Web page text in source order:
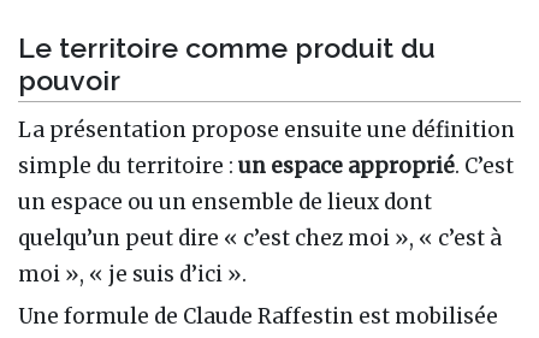
Le territoire comme produit du
pouvoir
La présentation propose ensuite une définition
simple du territoire : un espace approprié. C’est
un espace ou un ensemble de lieux dont
quelqu’un peut dire « c’est chez moi », « c’est à
moi », « je suis d’ici ».
Une formule de Claude Raffestin est mobilisée